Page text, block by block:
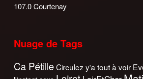
107.0 Courtenay
Nuage de Tags
Ca Pétille Circulez y'a tout à voir